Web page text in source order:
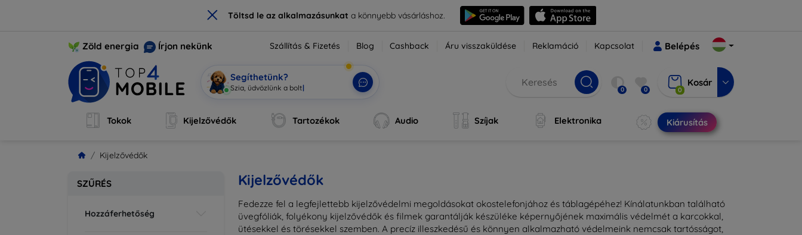
× Töltsd le az alkalmazásunkata könnyebb vásárláshoz.
Zöld energia Írjon nekünk Szállítás & Fizetés Blog Cashback Áru visszaküldése Reklamáció Kapcsolat Belépés
Segíthetünk?
Mo| 0 0 0
Kosár
Tokok Kijelzővédők Tartozékok Audio Szíjak Elektronika Kiárusítás
Kijelzővédők
SZŰRÉS
Hozzáferhetőség
Kijelzővédők
Fedezze fel a legfejlettebb kijelzővédelmi megoldásokat okostelefonjához és táblagépéhez! Kínálatunkban található
üvegfóliák, folyékony kijelzővédők és filmek garantálják készüléke képernyőjének maximális védelmét a karcokkal,
ütésekkel és törésekkel szemben. A precíz illeszkedésű és könnyen alkalmazható védelmeink nemcsak tartósságot,